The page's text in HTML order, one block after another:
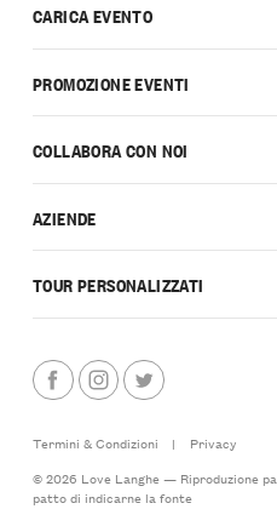
CARICA EVENTO
PROMOZIONE EVENTI
COLLABORA CON NOI
AZIENDE
TOUR PERSONALIZZATI
Termini & Condizioni |
Privacy
© 2026 Love Langhe — Riproduzione
patto di indicarne la fonte